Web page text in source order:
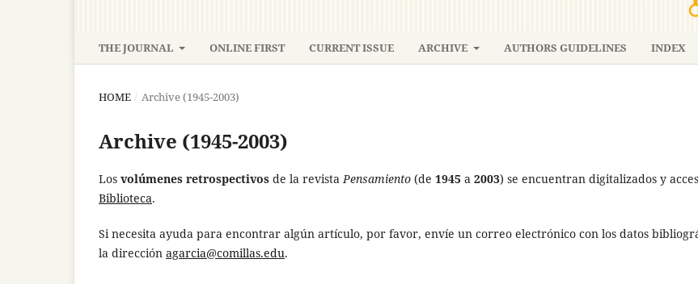
THE JOURNAL ONLINE FIRST CURRENT ISSUE ARCHIVE AUTHORS GUIDELINES INDEX
HOME / Archive (1945-2003)
Archive (1945-2003)
Los volúmenes retrospectivos de la revistaPensamiento (de 1945 a 2003) se encuentran digitalizados y
Biblioteca.
Si necesita ayuda para encontrar algún artículo, por favor, envíe un correo electrónico con los datos
la dirección agarcia@comillas.edu.